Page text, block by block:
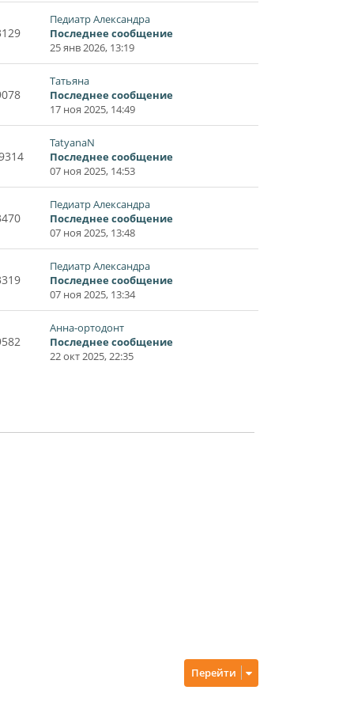
Педиатр Александра
Последнее сообщение
25 янв 2026, 13:19
Татьяна
Последнее сообщение
17 ноя 2025, 14:49
TatyanaN
Последнее сообщение
07 ноя 2025, 14:53
Педиатр Александра
Последнее сообщение
07 ноя 2025, 13:48
Педиатр Александра
Последнее сообщение
07 ноя 2025, 13:34
Анна-ортодонт
Последнее сообщение
22 окт 2025, 22:35
Перейти